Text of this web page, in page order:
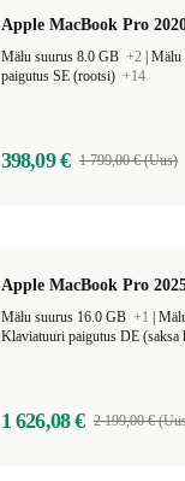
Apple MacBook Pro
Mälu suurus 8.0 GB +2 Mälu
paigutus SE (rootsi) +14
398,09 € 1 799,00 € (Uus)
Apple MacBook Pro
Mälu suurus 16.0 GB +1
Klaviatuuri paigutus DE (saksa
1 626,08 € 2 199,00 €